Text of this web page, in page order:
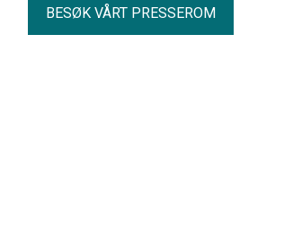
BESØK VÅRT PRESSEROM